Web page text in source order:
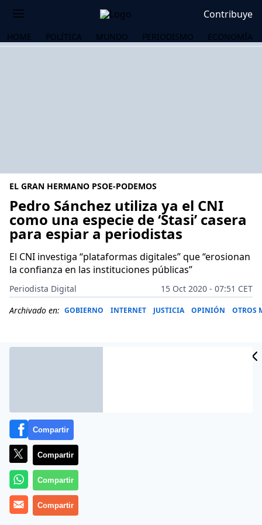
Contribuye
HOME POLÍTICA MUNDO PERIODISMO ECONOMÍA
EL GRAN HERMANO PSOE-PODEMOS
Pedro Sánchez utiliza ya el CNI
como una especie de ‘Stasi’ casera
para espiar a periodistas
El CNI investiga “plataformas digitales” que “erosionan
la confianza en las instituciones públicas”
Periodista Digital
15 Oct 2020 - 07:51 CET
Archivado en: GOBIERNO INTERNET JUSTICIA OPINIÓN OTROS
Más información
Compartir
Compartir
Compartir
Compartir